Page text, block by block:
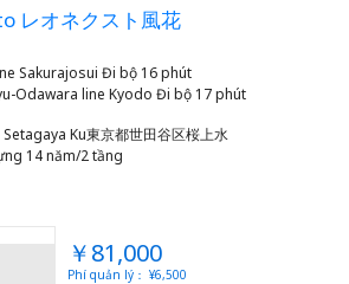
レオネクスト風花
Sakurajosui Đi bộ 16 phút
Ku東京都世田谷区桜上水
14 năm/2 tầng
￥81,000
Phí quản lý： ¥6,500